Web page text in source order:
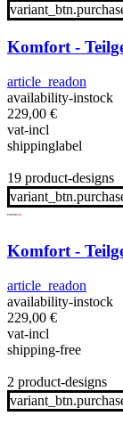
Komfort -
article_readon
availability-instock
229,00 €
vat-incl
shippinglabel
19 product-designs
Komfort -
article_readon
availability-instock
229,00 €
vat-incl
shipping-free
2 product-designs